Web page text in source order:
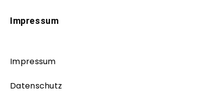
Impressum
Impressum
Datenschutz